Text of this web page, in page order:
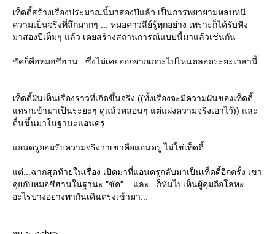
เท็ดดี้สร้างเรื่องประมาณนี้มาสองปีแล้ว เป็นการพยายามหลบหนี
ความเป็นจริงที่ลึกมากๆ ... หมอคาวลีย์รู้ทุกอย่าง เพราะก็ได้รับฟัง
มาสองปีเต็มๆ แล้ว เคยสร้างสถานการณ์แบบนี้มาแล้วเช่นกัน
ชัคก็คือหมอชีฮาน...ซึ่งไม่เคยออกจากเกาะไปไหนตลอดระยะเวลานี้
เท็ดดี้ฝันเห็นเรื่องราวที่เกิดขึ้นจริง ((ทั้งเรื่องจะมีความฝันของเท็ดดี้
ทรกเข้ามาเป็นระยะๆ ดูแล้วหลอนๆ แต่แฝงความจริงเอาไว้)) และ
ตื่นขึ้นมาในฐานะแอนดรู
อนดรูยอมรับความจริงว่าเขาคือแอนดรู ไม่ใช่เท็ดดี้
ต่...ฉากสุดท้ายในเรื่อง เปิดมาที่แอนดรูกลับมาเป็นเท็ดดี้อีกครั้ง เขา
คุยกับหมอชีฮานในฐานะ "ชัค" ...และ...ก็หันไปเห็นผู้คุมถือโลหะ
อะไรบางอย่างพากันเดินตรงเข้ามา...